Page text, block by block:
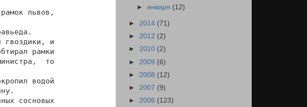
львов,
гвоздики, и
рамки
то
водой
сосновых
►января (12)
► 2014 (71)
► 2012 (2)
► 2010 (2)
► 2009 (6)
► 2008 (12)
► 2007 (9)
► 2006 (123)